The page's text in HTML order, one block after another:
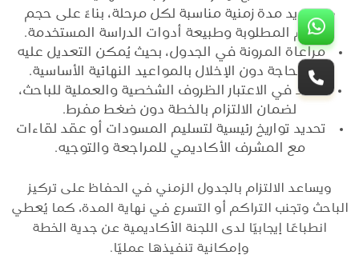
تحديد مدة زمنية مناسبة لكل مرحلة، بناءً على حجم
المهام المطلوبة وطبيعة أدوات الدراسة المستخدمة.
مراعاة المرونة في الجدول، بحيث يُمكن التعديل عليه
عند الحاجة دون الإخلال بالمواعيد النهائية الأساسية.
الأخذ في الاعتبار الظروف الشخصية والعملية للباحث،
لضمان الالتزام بالخطة دون ضغط مفرط.
تحديد تواريخ رئيسية لتسليم المسودات أو عقد لقاءات
مع المشرف الأكاديمي للمراجعة والتوجيه.
ويساعد الالتزام بالجدول الزمني في الحفاظ على تركيز
الباحث وتجنب التراكم أو التسرع في نهاية المدة، كما يُعطي
انطباعًا إيجابيًا لدى اللجنة الأكاديمية عن جدية الخطة
وإمكانية تنفيذها عمليًا.